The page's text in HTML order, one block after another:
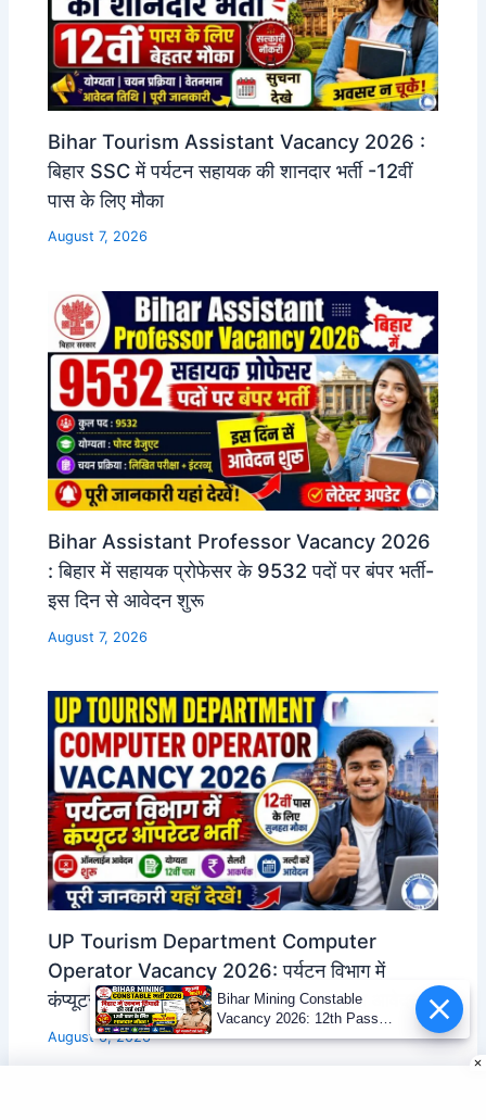
Bihar Tourism Assistant Vacancy 2026 :
बिहार SSC में पर्यटन सहायक की शानदार भर्ती -12वीं
पास के लिए मौका
August 7, 2026
Bihar Assistant Professor Vacancy 2026
: बिहार में सहायक प्रोफेसर के 9532 पदों पर बंपर भर्ती-
इस दिन से आवेदन शुरू
August 7, 2026
UP Tourism Department Computer
Operator Vacancy 2026: पर्यटन विभाग में
कंप्यूटर ऑपरेटर भर्ती, 12वीं पास करें ऑनलाइन आवेदन
August 6, 2026
Bihar Mining Constable
Vacancy 2026: 12th Pass
Mining Sipahi Bharti